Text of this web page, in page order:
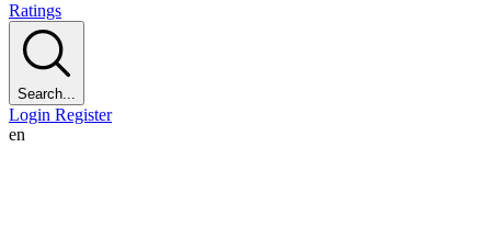
Ratings
Search...
Login Register
en